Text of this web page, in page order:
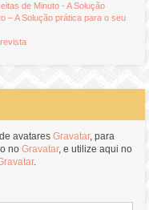
de Minuto - A Solução
– A Solução prática para o seu
avataresGravatar, para
noGravatar, e utilize aqui no
.